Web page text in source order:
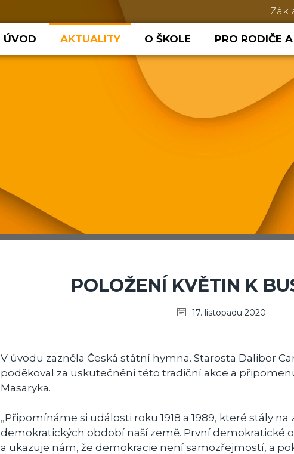
ÚVOD AKTUALITY O ŠKOLE PRO RODIČE
POLOŽENÍ KVĚTIN K
17. listopadu 2020
V úvodu zazněla Česká státní hymna. Starosta Dalibor
poděkoval za uskutečnění této tradiční akce a
Masaryka.
„Připomínáme si události roku 1918 a 1989, které stály na
demokratických období naší země. První demokratické
a ukazuje nám, že demokracie není samozřejmostí, a